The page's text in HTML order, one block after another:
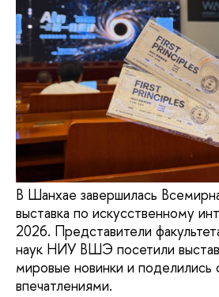
В Шанхае завершилась
выставка по искусственному
2026. Представители
наук НИУ ВШЭ посетили
мировые новинки и поделились
впечатлениями.